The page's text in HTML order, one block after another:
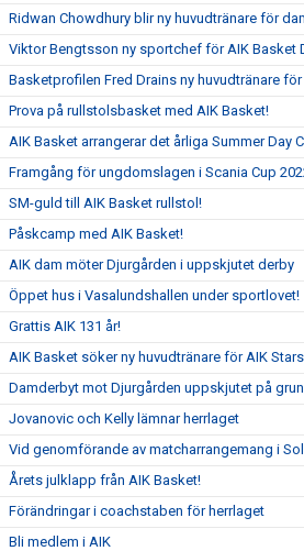
Ridwan Chowdhury blir ny huvudtränare för
Viktor Bengtsson ny sportchef för AIK Basket
Basketprofilen Fred Drains ny huvudtränare
Prova på rullstolsbasket med AIK Basket!
AIK Basket arrangerar det årliga Summer Day
Framgång för ungdomslagen i Scania Cup
SM-guld till AIK Basket rullstol!
Påskcamp med AIK Basket!
AIK dam möter Djurgården i uppskjutet derby
Öppet hus i Vasalundshallen under sportlovet!
Grattis AIK 131 år!
AIK Basket söker ny huvudtränare för AIK Stars
Damderbyt mot Djurgården uppskjutet på
Jovanovic och Kelly lämnar herrlaget
Vid genomförande av matcharrangemang i
Årets julklapp från AIK Basket!
Förändringar i coachstaben för herrlaget
Bli medlem i AIK